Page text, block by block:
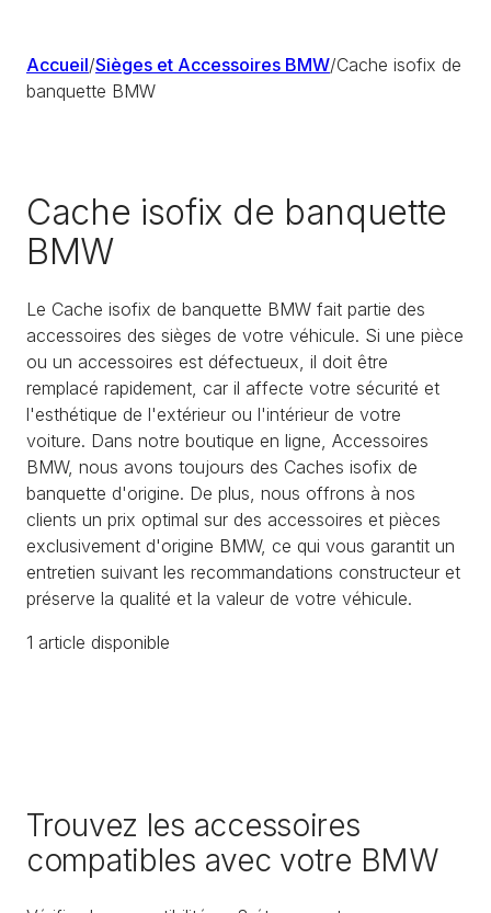
Accueil/Sièges et Accessoires BMW/Cache isofix de
banquette BMW
Cache isofix de banquette
BMW
Le Cache isofix de banquette BMW fait partie des
accessoires des sièges de votre véhicule. Si une pièce
ou un accessoires est défectueux, il doit être
remplacé rapidement, car il affecte votre sécurité et
l'esthétique de l'extérieur ou l'intérieur de votre
voiture. Dans notre boutique en ligne, Accessoires
BMW, nous avons toujours des Caches isofix de
banquette d'origine. De plus, nous offrons à nos
clients un prix optimal sur des accessoires et pièces
exclusivement d'origine BMW, ce qui vous garantit un
entretien suivant les recommandations constructeur et
préserve la qualité et la valeur de votre véhicule.
1 article disponible
Trouvez les accessoires
compatibles avec votre BMW